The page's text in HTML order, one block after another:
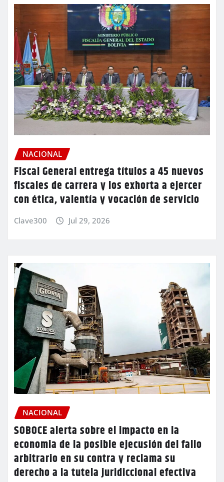
NACIONAL
Fiscal General entrega títulos a 45 nuevos
fiscales de carrera y los exhorta a ejercer
con ética, valentía y vocación de servicio
Clave300 Jul 29, 2026
NACIONAL
SOBOCE alerta sobre el impacto en la
economia de la posible ejecusión del fallo
arbitrario en su contra y reclama su
derecho a la tutela juridiccional efectiva